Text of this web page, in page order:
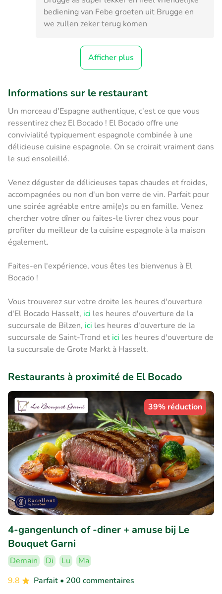
bediening van Febe groeten uit Brugge en
we zullen zeker terug komen
Afficher plus
Informations sur le restaurant
Un morceau d'Espagne authentique, c'est ce que vous
ressentirez chez El Bocado ! El Bocado offre une
convivialité typiquement espagnole combinée à une
délicieuse cuisine espagnole. On se croirait vraiment dans
le sud ensoleillé.
Venez déguster de délicieuses tapas chaudes et froides,
accompagnées ou non d'un bon verre de vin. Parfait pour
une soirée agréable entre ami(e)s ou en famille. Venez
chercher votre dîner ou faites-le livrer chez vous pour
profiter du meilleur de la cuisine espagnole à la maison
également.
Faites-en l'expérience, vous êtes les bienvenus à El
Bocado !
Vous trouverez sur votre droite les heures d'ouverture
d'El Bocado Hasselt, ici les heures d'ouverture de la
succursale de Bilzen, ici les heures d'ouverture de la
succursale de Saint-Trond et ici les heures d'ouverture de
la succursale de Grote Markt à Hasselt.
Restaurants à proximité de El Bocado
39% réduction
4-gangenlunch of -diner + amuse bij Le
Bouquet Garni
Demain Di Lu
Ma
9.8
Parfait • 200 commentaires